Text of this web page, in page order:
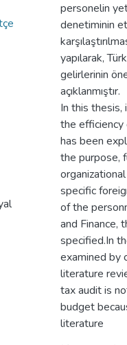
personelin
denetiminin
yapılarak,
gelirlerinin
açıklanmıştır.
In this thesis,
the efficiency
has been
the purpose,
specific
of the
and Finance,
specified.In
examined by
literature
tax audit is
budget
literature